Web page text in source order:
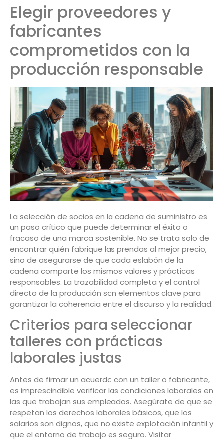
Elegir proveedores y
fabricantes
comprometidos con la
producción responsable
La selección de socios en la cadena de suministro es
un paso crítico que puede determinar el éxito o
fracaso de una marca sostenible. No se trata solo de
encontrar quién fabrique las prendas al mejor precio,
sino de asegurarse de que cada eslabón de la
cadena comparte los mismos valores y prácticas
responsables. La trazabilidad completa y el control
directo de la producción son elementos clave para
garantizar la coherencia entre el discurso y la realidad.
Criterios para seleccionar
talleres con prácticas
laborales justas
Antes de firmar un acuerdo con un taller o fabricante,
es imprescindible verificar las condiciones laborales en
las que trabajan sus empleados. Asegúrate de que se
respetan los derechos laborales básicos, que los
salarios son dignos, que no existe explotación infantil y
que el entorno de trabajo es seguro. Visitar